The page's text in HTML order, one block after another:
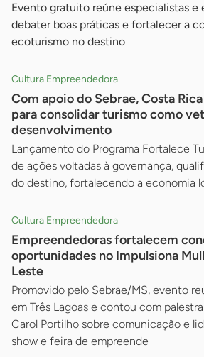
Evento gratuito reúne especialistas e
debater boas práticas e fortalecer a
ecoturismo no destino
Cultura Empreendedora
Com apoio do Sebrae, Costa
para consolidar turismo como
desenvolvimento
Lançamento do Programa Fortalece
de ações voltadas à governança,
do destino, fortalecendo a economia
Cultura Empreendedora
Empreendedoras fortalecem
oportunidades no Impulsiona
Leste
Promovido pelo Sebrae/MS, evento
em Três Lagoas e contou com
Carol Portilho sobre comunicação e
show e feira de empreende